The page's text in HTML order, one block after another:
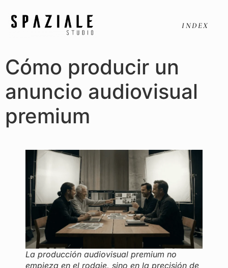
INDEX
Cómo producir un
anuncio audiovisual
premium
La producción audiovisual premium no
empieza en el rodaje, sino en la precisión de